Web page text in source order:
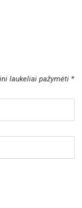
laukeliai pažymėti *